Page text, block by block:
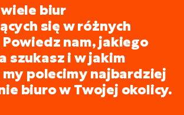
biur
się w różnych
nam, jakiego
szukasz i w jakim
polecimy najbardziej
biuro w Twojej okolicy.